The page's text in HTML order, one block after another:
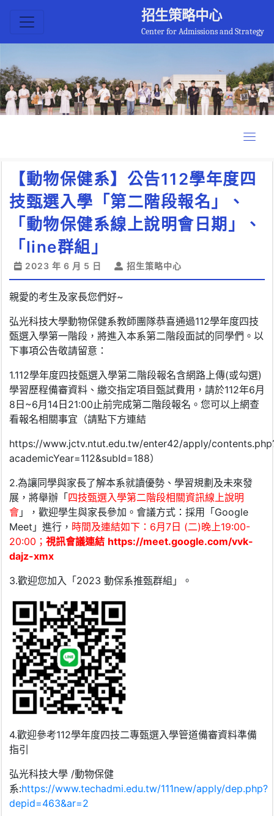
招生策略中心
Center for Admissions and Strategy
【動物保健系】公告112學年度四
技甄選入學「第二階段報名」、
「動物保健系線上說明會日期」、
「line群組」
2023 年 6 月 5 日 招生策略中心
親愛的考生及家長您們好~
弘光科技大學動物保健系教師團隊恭喜通過112學年度四技
甄選入學第一階段，將進入本系第二階段面試的同學們。以
下事項公告敬請留意：
1.112學年度四技甄選入學第二階段報名含網路上傳(或勾選)
學習歷程備審資料、繳交指定項目甄試費用，請於112年6月
8日~6月14日21:00止前完成第二階段報名。您可以上網查
看報名相關事宜（請點下方連結
https://www.jctv.ntut.edu.tw/enter42/apply/
academicYear=112&subId=188）
2.為讓同學與家長了解本系就讀優勢、學習規劃及未來發
展，將舉辦「四技甄選入學第二階段相關資訊線上說明
會 」，歡迎學生與家長參加。會議方式：採用「Google
Meet」進行， 時間及連結如下：6月7日 (二)晚上19:00-
20:00； 視訊會議連結 https://meet.google.com/vvk-
dajz-xmx
3.歡迎您加入「2023 動保系推甄群組」。
4.歡迎參考112學年度四技二專甄選入學管道備審資料準備
指引
弘光科技大學 /動物保健
系:https://www.techadmi.edu.tw/111new/apply/dep.php?
depid=463&ar=2